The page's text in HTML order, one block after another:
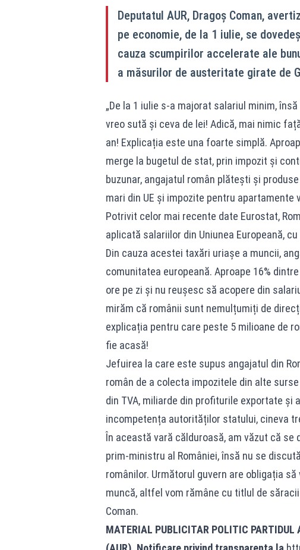
Deputatul AUR, Dragoș Coman,
pe economie, de la 1 iulie, se
cauza scumpirilor accelerate ale
a măsurilor de austeritate girate de
„De la 1 iulie s-a majorat salariul minim,
vreo sută și ceva de lei! Adică, mai nimic
an! Explicația este una foarte simplă.
merge la bugetul de stat, prin impozit și
buzunar, angajatul român plătești și
mari din UE și impozite pentru apartamente
Potrivit celor mai recente date Eurostat,
aplicată salariilor din Uniunea Europeană,
Din cauza acestei taxări uriașe a muncii,
comunitatea europeană. Aproape 16%
ore pe zi și nu reușesc să acopere din
mirăm că românii sunt nemulțumiți de
explicația pentru care peste 5 milioane de
fie acasă!
Jefuirea la care este supus angajatul din
român de a colecta impozitele din alte
din TVA, miliarde din profiturile exportate
incompetența autorităților statului, cineva
În această vară călduroasă, am văzut că
prim-ministru al României, însă nu se
românilor. Următorul guvern are obligația
muncă, altfel vom rămâne cu titlul de
Coman.
MATERIAL PUBLICITAR POLITIC PARTIDUL